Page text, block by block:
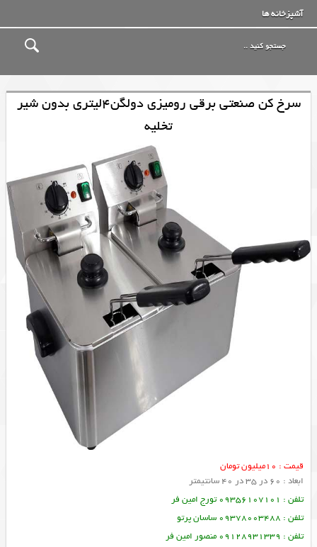
آشپزخانه ها
سرخ کن صنعتی برقی رومیزی دولگن4لیتری بدون شیر
تخلیه
قیمت : 10میلیون تومان
ابعاد : 60 در 35 در 40 سانتیمتر
تلفن : 09356107101 تورج امین فر
تلفن : 09378003488 ساسان پرتو
تلفن : 09128931339 منصور امین فر